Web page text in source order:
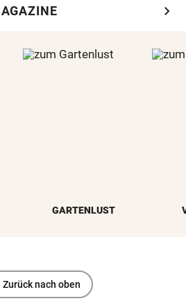
chevron_right
GARTENLUST
Zurück nach oben